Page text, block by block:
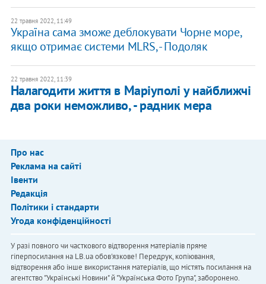
22 травня 2022, 11:49
Україна сама зможе деблокувати Чорне море,
якщо отримає системи MLRS, - Подоляк
22 травня 2022, 11:39
Налагодити життя в Маріуполі у найближчі
два роки неможливо, - радник мера
Про нас
Реклама на сайті
Івенти
Редакція
Політики і стандарти
Угода конфіденційності
У разі повного чи часткового відтворення матеріалів пряме
гіперпосилання на LB.ua обов'язкове! Передрук, копіювання,
відтворення або інше використання матеріалів, що містять посилання на
агентство "Українськi Новини" й "Українська Фото Група", заборонено.